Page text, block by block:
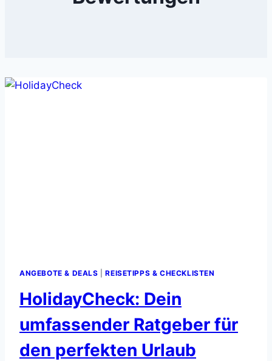
ANGEBOTE & DEALS |REISETIPPS & CHECKLISTEN
HolidayCheck: Dein
umfassender Ratgeber für
den perfekten Urlaub